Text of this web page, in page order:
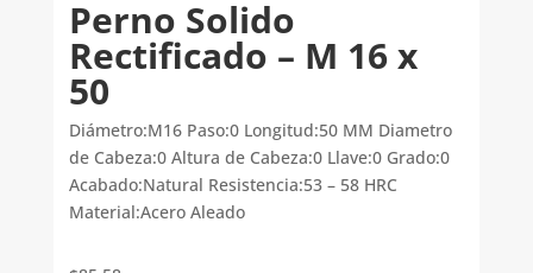
Perno Solido
Rectificado – M 16 x
50
Diámetro:M16 Paso:0 Longitud:50 MM Diametro
de Cabeza:0 Altura de Cabeza:0 Llave:0 Grado:0
Acabado:Natural Resistencia:53 – 58 HRC
Material:Acero Aleado